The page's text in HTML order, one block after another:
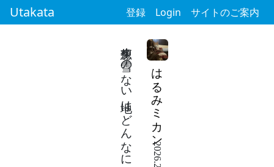
Utakata 登録 Login サイトのご案内
はるみミカン